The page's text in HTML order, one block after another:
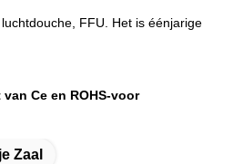
FFU. Het is éénjarige
Ce en ROHS-voor
Zaal